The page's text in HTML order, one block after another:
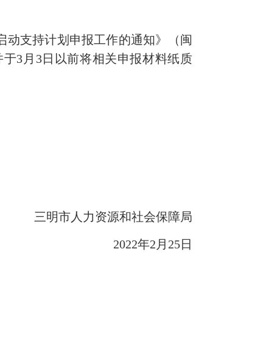
支持计划申报工作的通知》（闽
3月3日以前将相关申报材料纸质
三明市人力资源和社会保障局
2022年2月25日